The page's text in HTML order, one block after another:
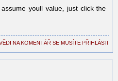
youll value, just click the
NA KOMENTÁŘ SE MUSÍTE PŘIHLÁSIT